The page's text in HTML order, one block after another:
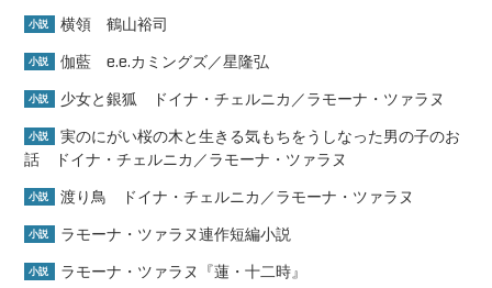
小説 横領 鶴山裕司
小説 伽藍 e.e.カミングズ／星隆弘
小説 少女と銀狐 ドイナ・チェルニカ／ラモーナ・ツァラヌ
小説
実のにがい桜の木と生きる気もちをうしなった男の子のお
話 ドイナ・チェルニカ／ラモーナ・ツァラヌ
小説 渡り鳥 ドイナ・チェルニカ／ラモーナ・ツァラヌ
小説 ラモーナ・ツァラヌ連作短編小説
小説 ラモーナ・ツァラヌ『蓮・十二時』